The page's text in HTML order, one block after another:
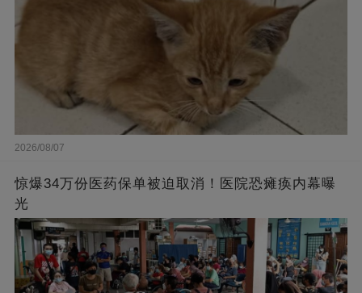
2026/08/07
惊爆34万份医药保单被迫取消！医院恐瘫痪内幕曝
光